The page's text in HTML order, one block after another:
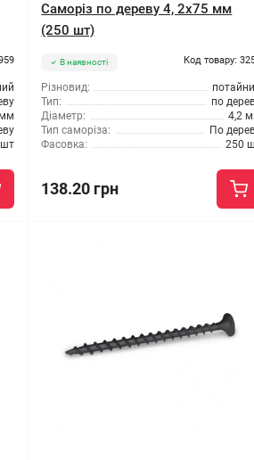
Саморіз по дереву 4, 2x75 мм
(250 шт)
В наявності Код товару:
Різновид:
Тип:
по
Діаметр:
4,2
Тип саморіза:
По
Фасовка:
250
138.20 грн